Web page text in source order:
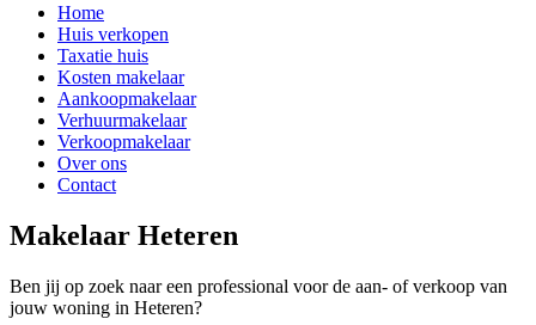
Home
Huis verkopen
Taxatie huis
Kosten makelaar
Aankoopmakelaar
Verhuurmakelaar
Verkoopmakelaar
Over ons
Contact
Makelaar Heteren
Ben jij op zoek naar een professional voor de aan- of verkoop van
jouw woning in Heteren?